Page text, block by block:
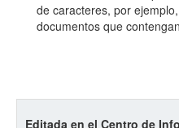
de caracteres, por ejemplo,
documentos que
Editada en el Centro de